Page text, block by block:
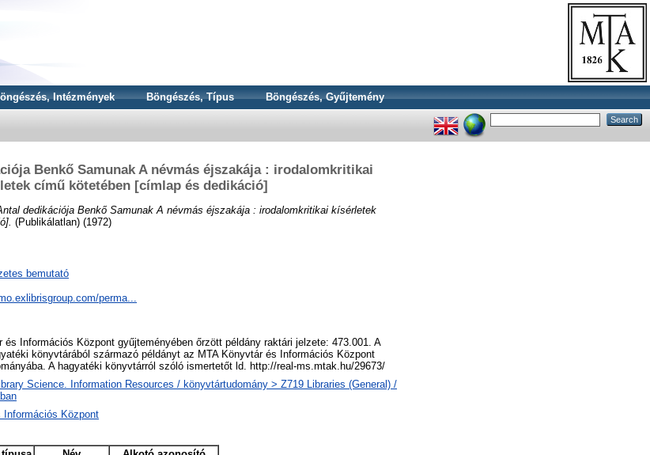
Intézmények Böngészés, Típus Böngészés, Gyűjtemény
Benkő Samunak A névmás éjszakája : irodalomkritikai
című kötetében [címlap és dedikáció]
dedikációja Benkő Samunak A névmás éjszakája : irodalomkritikai kísérletek
(Publikálatlan) (1972)
bemutató
perma...
és Információs Központ gyűjteményében őrzött példány raktári jelzete: 473.001. A
könyvtárából származó példányt az MTA Könyvtár és Információs Központ
A hagyatéki könyvtárról szóló ismertetőt ld. http://real-ms.mtak.hu/29673/
Science. Information Resources / könyvtártudomány > Z719 Libraries (General) /
Információs Központ